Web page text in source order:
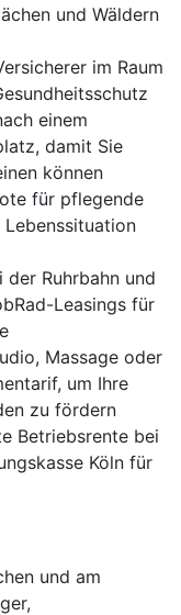
und Wäldern
im Raum
einem
damit Sie
können
für pflegende
Ruhrbahn und
Leasings für
Massage oder
um Ihre
zu fördern
Betriebsrente bei
Köln für
und am